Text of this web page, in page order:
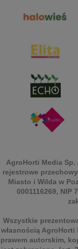
AgroHorti Media Sp.
rejestrowe
Miasto i Wilda w
0001116269, NIP
Wszystkie
własnością
prawem autorskim,